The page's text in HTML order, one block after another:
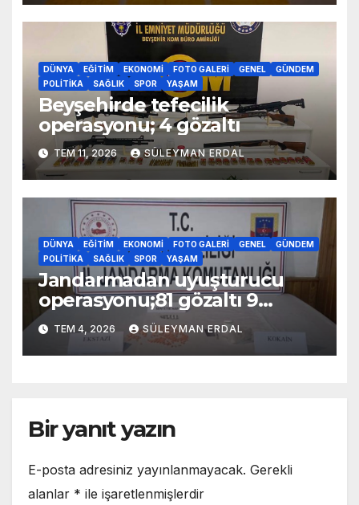
DÜNYA EĞITIM EKONOMI FOTO GALERI GENEL
GÜNDEM
POLITIKA
SAĞLIK SPOR YAŞAM
Beyşehirde tefecilik
operasyonu; 4 gözaltı
TEM 11, 2026 SÜLEYMAN ERDAL
DÜNYA EĞITIM EKONOMI FOTO GALERI GENEL
GÜNDEM
POLITIKA
SAĞLIK SPOR YAŞAM
Jandarmadan uyuşturucu
operasyonu;81 gözaltı 9
tutuklama
TEM 4, 2026 SÜLEYMAN ERDAL
Bir yanıt yazın
E-posta adresiniz yayınlanmayacak. Gerekli
alanlar * ile işaretlenmişlerdir